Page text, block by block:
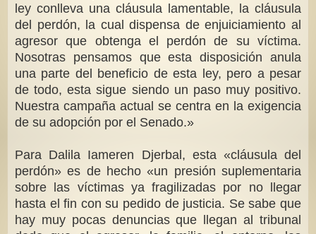
ley conlleva una cláusula lamentable, la cláusula
del perdón, la cual dispensa de enjuiciamiento al
agresor que obtenga el perdón de su víctima.
Nosotras pensamos que esta disposición anula
una parte del beneficio de esta ley, pero a pesar
de todo, esta sigue siendo un paso muy positivo.
Nuestra campaña actual se centra en la exigencia
de su adopción por el Senado.»
Para Dalila Iameren Djerbal, esta «cláusula del
perdón» es de hecho «un presión suplementaria
sobre las víctimas ya fragilizadas por no llegar
hasta el fin con su pedido de justicia. Se sabe que
hay muy pocas denuncias que llegan al tribunal